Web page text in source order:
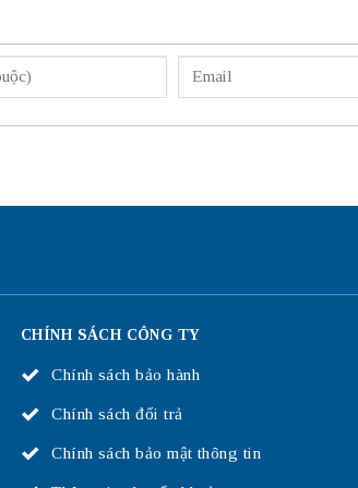
CHÍNH SÁCH CÔNG TY
Chính sách bảo hành
Chính sách đổi trả
Chính sách bảo mật thông tin